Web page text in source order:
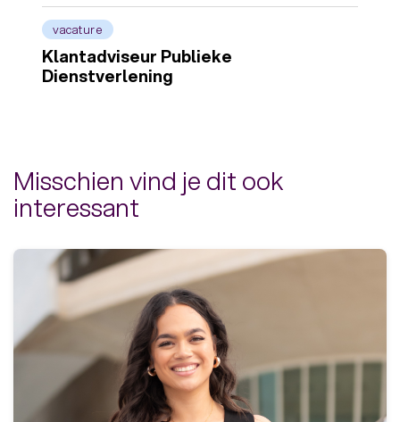
vacature
Klantadviseur Publieke
Dienstverlening
Misschien vind je dit ook
interessant